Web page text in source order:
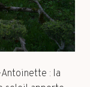
: la